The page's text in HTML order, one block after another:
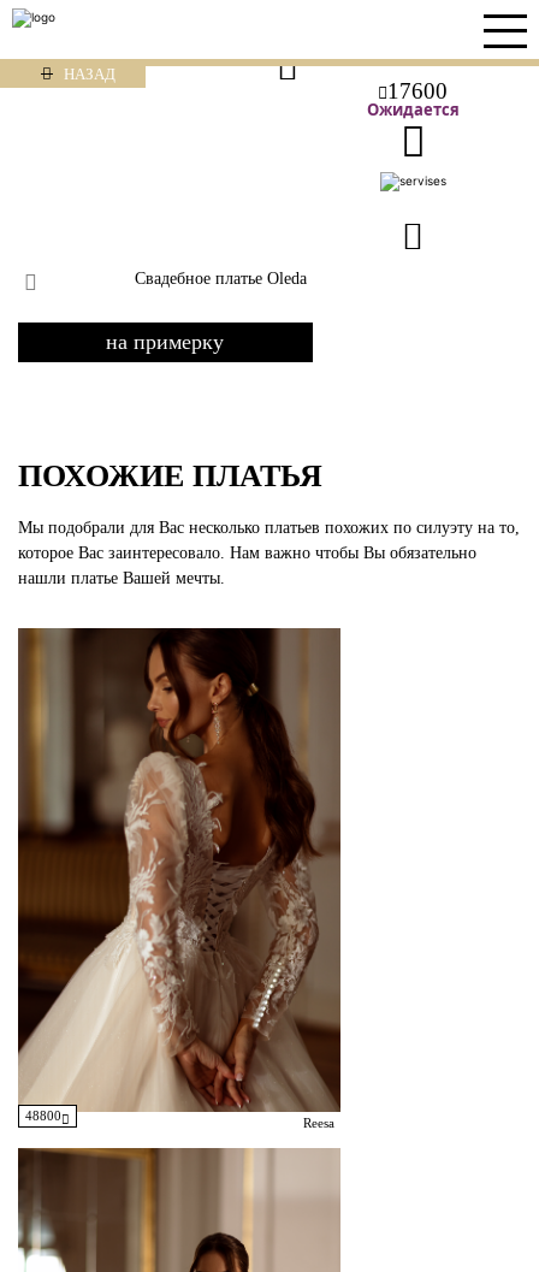
НАЗАД
17600
Ожидается
Свадебное платье Oleda
на примерку
ПОХОЖИЕ ПЛАТЬЯ
Мы подобрали для Вас несколько платьев похожих по силуэту на то,
которое Вас заинтересовало. Нам важно чтобы Вы обязательно
нашли платье Вашей мечты.
48800 Reesa